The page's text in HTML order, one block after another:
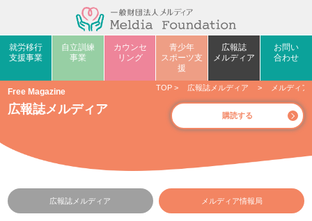
就労移行
支援事業
自立訓練
事業
カウンセ
リング
青少年
スポーツ支
援
広報誌
メルディア
お問い
合わせ
Free Magazine
広報誌メルディア
TOP > 広報誌メルディア > メルディア
購読する
広報誌メルディア メルディア情報局